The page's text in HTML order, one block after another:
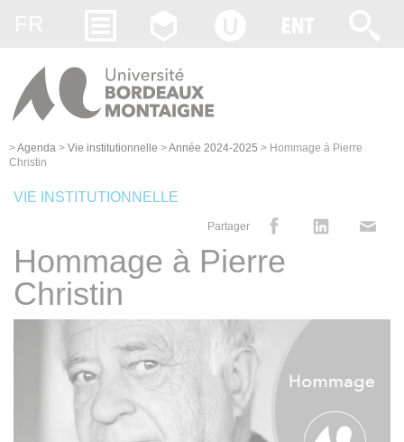
>Agenda > Vie institutionnelle >Année 2024-2025 > Hommage à Pierre
Christin
VIE INSTITUTIONNELLE
Partager
Hommage à Pierre
Christin